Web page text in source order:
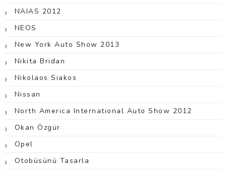
NAIAS 2012
NEOS
New York Auto Show 2013
Nikita Bridan
Nikolaos Siakos
Nissan
North America International Auto Show 2012
Okan Özgür
Opel
Otobüsünü Tasarla